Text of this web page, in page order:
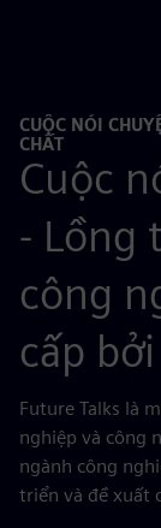
CUỘC NÓI
CHẤT
Cuộc
- Lồng
công
cấp
Future Talks là
nghiệp và công
ngành công
triển và đề xuất